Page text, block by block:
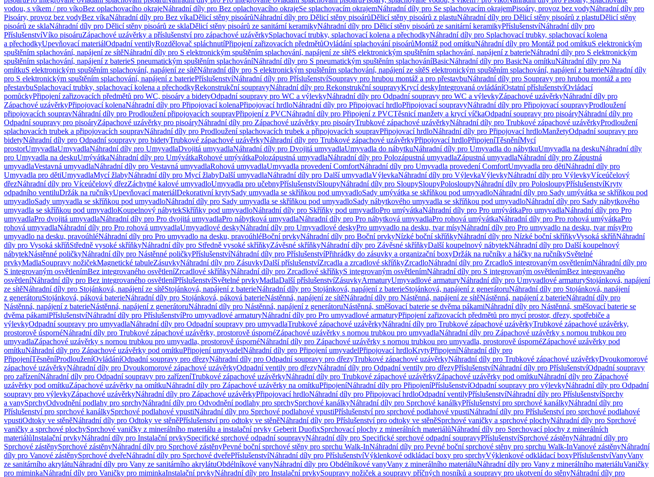
vodou, s víkem / pro víkoBez oplachovacího okrajeNáhradní díly pro Bez oplachovacího okrajeSe splachovacím okrajemNáhradní díly pro Se splachovacím okrajemPisoáry, provoz bez vodyNáhradní díly pro
Pisoáry, provoz bez vodyBez víkaNáhradní díly pro Bez víkaDělicí stěny pisoárůNáhradní díly pro Dělicí stěny pisoárůDělicí stěny pisoárů z plastuNáhradní díly pro Dělicí stěny pisoárů z plastuDělicí stěny
pisoárů ze sklaNáhradní díly pro Dělicí stěny pisoárů ze sklaDělicí stěny pisoárů ze sanitární keramikyNáhradní díly pro Dělicí stěny pisoárů ze sanitární keramikyPříslušenstvíNáhradní díly pro
PříslušenstvíVíko pisoáruZápachové uzávěrky a příslušenství pro zápachové uzávěrkySplachovací trubky, splachovací kolena a přechodkyNáhradní díly pro Splachovací trubky, splachovací kolena
a přechodkyUpevňovací materiálOdpadní ventilyRozdělovač spláchnutíPřipojení zařizovacích předmětůOvládání splachování pisoárůMontáž pod omítkuNáhradní díly pro Montáž pod omítkuS elektronickým
spuštěním splachování, napájení ze sítěNáhradní díly pro S elektronickým spuštěním splachování, napájení ze sítěS elektronickým spuštěním splachování, napájení z baterieNáhradní díly pro S elektronickým
spuštěním splachování, napájení z baterieS pneumatickým spuštěním splachováníNáhradní díly pro S pneumatickým spuštěním splachováníBasicNáhradní díly pro BasicNa omítkuNáhradní díly pro Na
omítkuS elektronickým spuštěním splachování, napájení ze sítěNáhradní díly pro S elektronickým spuštěním splachování, napájení ze sítěS elektronickým spuštěním splachování, napájení z baterieNáhradní díly
pro S elektronickým spuštěním splachování, napájení z bateriePříslušenstvíNáhradní díly pro PříslušenstvíSoupravy pro hrubou montáž a pro přestavbuNáhradní díly pro Soupravy pro hrubou montáž a pro
přestavbuSplachovací trubky, splachovací kolena a přechodkyRekonstrukční soupravyNáhradní díly pro Rekonstrukční soupravyKrycí deskyIntegrovaná ovládáníOstatní příslušenstvíOvládací
pomůckyPřipojení zařizovacích předmětů pro WC, pisoáry a bidetyOdpadní soupravy pro WC a výlevkyNáhradní díly pro Odpadní soupravy pro WC a výlevkyZápachové uzávěrkyNáhradní díly pro
Zápachové uzávěrkyPřipojovací kolenaNáhradní díly pro Připojovací kolenaPřipojovací hrdloNáhradní díly pro Připojovací hrdloPřipojovací soupravyNáhradní díly pro Připojovací soupravyProdloužení
připojovacích soupravNáhradní díly pro Prodloužení připojovacích soupravPřipojení z PVCNáhradní díly pro Připojení z PVCTěsnicí manžety a krycí víčkaOdpadní soupravy pro pisoáryNáhradní díly pro
Odpadní soupravy pro pisoáryZápachové uzávěrky pro pisoáryNáhradní díly pro Zápachové uzávěrky pro pisoáryTrubkové zápachové uzávěrkyNáhradní díly pro Trubkové zápachové uzávěrkyProdloužení
splachovacích trubek a připojovacích soupravNáhradní díly pro Prodloužení splachovacích trubek a připojovacích soupravPřipojovací hrdloNáhradní díly pro Připojovací hrdloManžetyOdpadní soupravy pro
bidetyNáhradní díly pro Odpadní soupravy pro bidetyTrubkové zápachové uzávěrkyNáhradní díly pro Trubkové zápachové uzávěrkyPřipojovací hrdloPřipojeníTěsněníMycí
prostorUmyvadlaUmyvadlaNáhradní díly pro UmyvadlaDvojitá umyvadlaNáhradní díly pro Dvojitá umyvadlaUmyvadla do nábytkuNáhradní díly pro Umyvadla do nábytkuUmyvadla na deskuNáhradní díly
pro Umyvadla na deskuUmývátkaNáhradní díly pro UmývátkaRohové umývátkaPolozápustná umyvadlaNáhradní díly pro Polozápustná umyvadlaZápustná umyvadlaNáhradní díly pro Zápustná
umyvadlaVestavná umyvadlaNáhradní díly pro Vestavná umyvadlaRohová umyvadlaUmyvadla provedení ComfortNáhradní díly pro Umyvadla provedení ComfortUmyvadla pro dětiNáhradní díly pro
Umyvadla pro dětiUmyvadlaMycí žlabyNáhradní díly pro Mycí žlabyDalší umyvadlaNáhradní díly pro Další umyvadlaVýlevkaNáhradní díly pro VýlevkaVýlevkyNáhradní díly pro VýlevkyVíceúčelový
dřezNáhradní díly pro Víceúčelový dřezZáchytné kalové umyvadloUmyvadla pro učebnyPříslušenstvíSloupyNáhradní díly pro SloupySloupyPolosloupyNáhradní díly pro PolosloupyPříslušenstvíKryty
odpadního ventiluDržák na ručníkyUpevňovací materiálDekorativní krytySady umyvadla se skříňkou pod umyvadloSady umývátka se skříňkou pod umyvadloNáhradní díly pro Sady umývátka se skříňkou pod
umyvadloSady umyvadla se skříňkou pod umyvadloNáhradní díly pro Sady umyvadla se skříňkou pod umyvadloSady nábytkového umyvadla se skříňkou pod umyvadloNáhradní díly pro Sady nábytkového
umyvadla se skříňkou pod umyvadloKoupelnový nábytekSkříňky pod umyvadloNáhradní díly pro Skříňky pod umyvadloPro umývátkaNáhradní díly pro Pro umývátkaPro umyvadlaNáhradní díly pro Pro
umyvadlaPro dvojitá umyvadlaNáhradní díly pro Pro dvojitá umyvadlaPro nábytková umyvadlaNáhradní díly pro Pro nábytková umyvadlaPro rohová umývátkaNáhradní díly pro Pro rohová umývátkaPro
rohová umyvadlaNáhradní díly pro Pro rohová umyvadlaUmyvadlové deskyNáhradní díly pro Umyvadlové deskyPro umyvadlo na desku, tvar mísyNáhradní díly pro Pro umyvadlo na desku, tvar mísyPro
umyvadlo na desku, pravoúhléNáhradní díly pro Pro umyvadlo na desku, pravoúhléBoční prvkyNáhradní díly pro Boční prvkyNízké boční skříňkyNáhradní díly pro Nízké boční skříňkyVysoká skříňNáhradní
díly pro Vysoká skříňStředně vysoké skříňkyNáhradní díly pro Středně vysoké skříňkyZávěsné skříňkyNáhradní díly pro Závěsné skříňkyDalší koupelnový nábytekNáhradní díly pro Další koupelnový
nábytekNástěnné poličkyNáhradní díly pro Nástěnné poličkyPříslušenstvíNáhradní díly pro PříslušenstvíPřihrádky do zásuvky a organizační boxyDržák na ručníky a háčky na ručníkySvětelné
prvkyMadlaSoupravy nožičekMagnetické tabuleZásuvkyNáhradní díly pro ZásuvkyDalší příslušenstvíZrcadla a zrcadlové skříňkyZrcadloNáhradní díly pro ZrcadloS integrovaným osvětlenímNáhradní díly pro
S integrovaným osvětlenímBez integrovaného osvětleníZrcadlové skříňkyNáhradní díly pro Zrcadlové skříňkyS integrovaným osvětlenímNáhradní díly pro S integrovaným osvětlenímBez integrovaného
osvětleníNáhradní díly pro Bez integrovaného osvětleníPříslušenstvíSvětelné prvkyMadlaDalší příslušenstvíZásuvkyArmaturyUmyvadlové armaturyNáhradní díly pro Umyvadlové armaturyStojánková, napájení
ze sítěNáhradní díly pro Stojánková, napájení ze sítěStojánková, napájení z baterieNáhradní díly pro Stojánková, napájení z baterieStojánková, napájení z generátoruNáhradní díly pro Stojánková, napájení
z generátoruStojánková, páková baterieNáhradní díly pro Stojánková, páková baterieNástěnná, napájení ze sítěNáhradní díly pro Nástěnná, napájení ze sítěNástěnná, napájení z baterieNáhradní díly pro
Nástěnná, napájení z baterieNástěnná, napájení z generátoruNáhradní díly pro Nástěnná, napájení z generátoruNástěnná, směšovací baterie se dvěma pákamiNáhradní díly pro Nástěnná, směšovací baterie se
dvěma pákamiPříslušenstvíNáhradní díly pro PříslušenstvíPro umyvadlové armaturyNáhradní díly pro Pro umyvadlové armaturyPřipojení zařizovacích předmětů pro mycí prostor, dřezy, spotřebiče a
výlevkyOdpadní soupravy pro umyvadlaNáhradní díly pro Odpadní soupravy pro umyvadlaTrubkové zápachové uzávěrkyNáhradní díly pro Trubkové zápachové uzávěrkyTrubkové zápachové uzávěrky,
prostorově úspornéNáhradní díly pro Trubkové zápachové uzávěrky, prostorově úspornéZápachové uzávěrky s nornou trubkou pro umyvadlaNáhradní díly pro Zápachové uzávěrky s nornou trubkou pro
umyvadlaZápachové uzávěrky s nornou trubkou pro umyvadla, prostorově úspornéNáhradní díly pro Zápachové uzávěrky s nornou trubkou pro umyvadla, prostorově úspornéZápachové uzávěrky pod
omítkuNáhradní díly pro Zápachové uzávěrky pod omítkuPřipojení umyvadelNáhradní díly pro Připojení umyvadelPřipojovací hrdloKrytyPřipojeníNáhradní díly pro
PřipojeníTěsněníProdlouženíOvládáníOdpadní soupravy pro dřezyNáhradní díly pro Odpadní soupravy pro dřezyTrubkové zápachové uzávěrkyNáhradní díly pro Trubkové zápachové uzávěrkyDvoukomorové
zápachové uzávěrkyNáhradní díly pro Dvoukomorové zápachové uzávěrkyOdpadní ventily pro dřezyNáhradní díly pro Odpadní ventily pro dřezyPříslušenstvíNáhradní díly pro PříslušenstvíOdpadní soupravy
pro zařízeníNáhradní díly pro Odpadní soupravy pro zařízeníTrubkové zápachové uzávěrkyNáhradní díly pro Trubkové zápachové uzávěrkyZápachové uzávěrky pod omítkuNáhradní díly pro Zápachové
uzávěrky pod omítkuZápachové uzávěrky na omítkuNáhradní díly pro Zápachové uzávěrky na omítkuPřipojeníNáhradní díly pro PřipojeníPříslušenstvíOdpadní soupravy pro výlevkyNáhradní díly pro Odpadní
soupravy pro výlevkyZápachové uzávěrkyNáhradní díly pro Zápachové uzávěrkyPřipojovací hrdloNáhradní díly pro Připojovací hrdloOdpadní ventilyPříslušenstvíNáhradní díly pro PříslušenstvíSprchy
a vanySprchyOdvodnění podlahy pro sprchyNáhradní díly pro Odvodnění podlahy pro sprchySprchové kanálkyNáhradní díly pro Sprchové kanálkyPříslušenství pro sprchové kanálkyNáhradní díly pro
Příslušenství pro sprchové kanálkySprchové podlahové vpustiNáhradní díly pro Sprchové podlahové vpustiPříslušenství pro sprchové podlahové vpustiNáhradní díly pro Příslušenství pro sprchové podlahové
vpustiOdtoky ve stěněNáhradní díly pro Odtoky ve stěněPříslušenství pro odtoky ve stěněNáhradní díly pro Příslušenství pro odtoky ve stěněSprchové vaničky a sprchové plochyNáhradní díly pro Sprchové
vaničky a sprchové plochySprchové vaničky z minerálního materiálu a instalační prvky Geberit DuofixSprchovací plochy z minerálních materiálůNáhradní díly pro Sprchovací plochy z minerálních
materiálůInstalační prvkyNáhradní díly pro Instalační prvkySpecifické sprchové odpadní soupravyNáhradní díly pro Specifické sprchové odpadní soupravyPříslušenstvíSprchové zástěnyNáhradní díly pro
Sprchové zástěnySprchové zástěnyNáhradní díly pro Sprchové zástěnyPevné boční sprchové stěny pro sprchu Walk-InNáhradní díly pro Pevné boční sprchové stěny pro sprchu Walk-InVanové zástěnyNáhradní
díly pro Vanové zástěnySprchové dveřeNáhradní díly pro Sprchové dveřePříslušenstvíNáhradní díly pro PříslušenstvíVýklenkové odkládací boxy pro sprchyVýklenkové odkládací boxyPříslušenstvíVanyVany
ze sanitárního akrylátuNáhradní díly pro Vany ze sanitárního akrylátuObdélníkové vanyNáhradní díly pro Obdélníkové vanyVany z minerálního materiáluNáhradní díly pro Vany z minerálního materiáluVaničky
pro miminkaNáhradní díly pro Vaničky pro miminkaInstalační prvkyNáhradní díly pro Instalační prvkySoupravy nožiček a soupravy příčných nosníků a soupravy pro ukotvení do stěnyNáhradní díly pro